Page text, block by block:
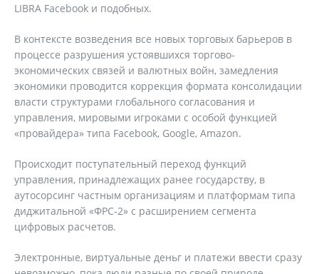
LIBRA Facebook и подобных.
В контексте возведения все новых торговых барьеров в
процессе разрушения устоявшихся торгово-
экономических связей и валютных войн, замедления
экономики проводится коррекция формата консолидации
власти структурами глобального согласования и
управления, мировыми игроками с особой функцией
«провайдера» типа Facebook, Google, Amazon.
Происходит поступательный переход функций
управления, принадлежащих ранее государству, в
аутосорсинг частным организациям и платформам типа
диджитальной «ФРС-2» с расширением сегмента
цифровых расчетов.
Электронные, виртуальные деньг и платежи ввести сразу